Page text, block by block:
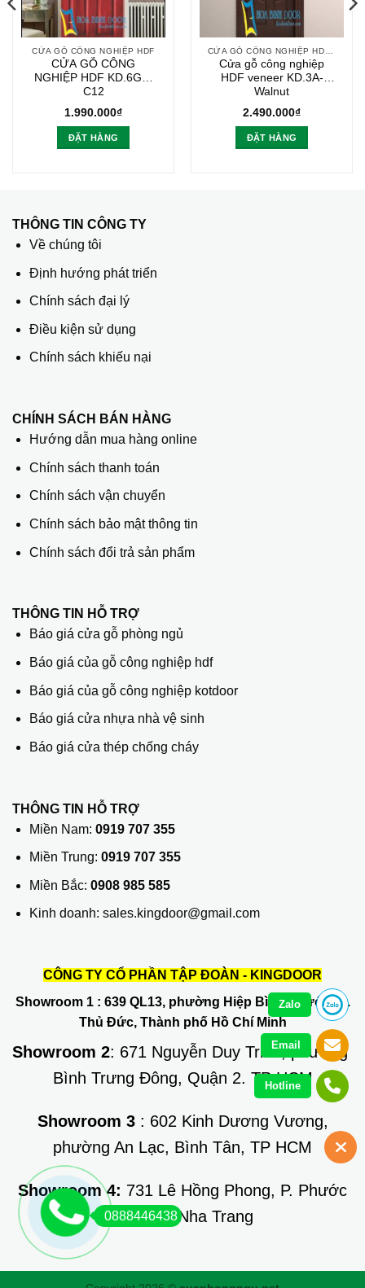
CỬA GỖ CÔNG NGHIỆP HDF
CỬA GỖ CÔNG
NGHIỆP HDF KD.6G4-
C12
1.990.000₫
ĐẶT HÀNG
Cửa gỗ công nghiệp
HDF veneer KD.3A-
Walnut
2.490.000₫
ĐẶT HÀNG
THÔNG TIN CÔNG TY
Về chúng tôi
Định hướng phát triển
Chính sách đại lý
Điều kiện sử dụng
Chính sách khiếu nại
CHÍNH SÁCH BÁN HÀNG
Hướng dẫn mua hàng online
Chính sách thanh toán
Chính sách vận chuyển
Chính sách bảo mật thông tin
Chính sách đổi trả sản phẩm
THÔNG TIN HỖ TRỢ
Báo giá cửa gỗ phòng ngủ
Báo giá của gỗ công nghiệp hdf
Báo giá của gỗ công nghiệp kotdoor
Báo giá cửa nhựa nhà vệ sinh
Báo giá cửa thép chống cháy
THÔNG TIN HỖ TRỢ
Miền Nam: 0919 707 355
Miền Trung: 0919 707 355
Miền Bắc: 0908 985 585
Kinh doanh: sales.kingdoor@gmail.com
CÔNG TY CỔ PHẦN TẬP ĐOÀN - KINGDOOR
Showroom 1: 639 QL13, phường Hiệp Bình Phước, Q.
Thủ Đức, Thành phố Hồ Chí Minh
Showroom 2: 671 Nguyễn Duy Trinh, phường
Bình Trưng Đông, Quận 2. TP HCM
Showroom 3: 602 Kinh Dương Vương,
phường An Lạc, Bình Tân, TP HCM
Showroom 4: 731 Lê Hồng Phong, P. Phước
Long, TP Nha Trang
0888446438
Zalo
Email
Hotline